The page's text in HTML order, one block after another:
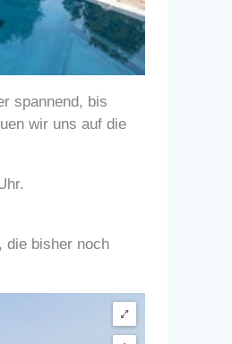
spannend, bis
wir uns auf die
die bisher noch